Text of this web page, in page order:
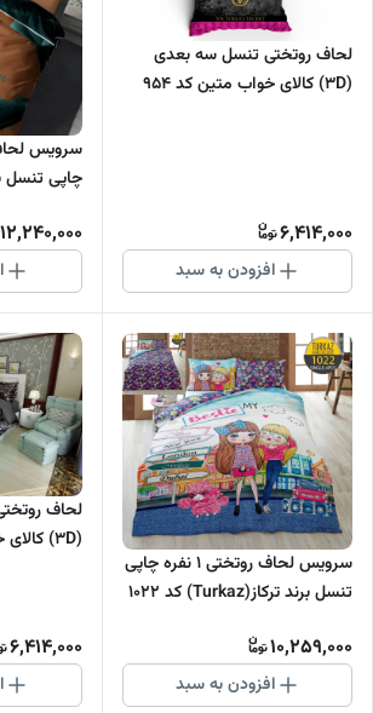
لحاف روتختی تنسل سه بعدی
(3D) کالای خواب متین کد 954
6,414,000
افزودن به سبد
12,240,000
سرویس لحاف روتختی 1 نفره چاپی
تنسل برند ترکاز(Turkaz) کد 1022
10,259,000
افزودن به سبد
لحاف
(3D) کالای خواب متین کد 2198
6,414,000